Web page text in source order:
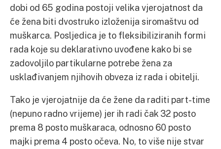
dobi od 65 godina postoji velika vjerojatnost da
će žena biti dvostruko izloženija siromaštvu od
muškarca. Posljedica je to fleksibiliziranih formi
rada koje su deklarativno uvođene kako bi se
zadovoljilo partikularne potrebe žena za
usklađivanjem njihovih obveza iz rada i obitelji.
Tako je vjerojatnije da će žene da raditi part-time
(nepuno radno vrijeme) jer ih radi čak 32 posto
prema 8 posto muškaraca, odnosno 60 posto
majki prema 4 posto očeva. No, to više nije stvar